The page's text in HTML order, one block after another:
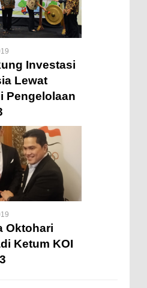
Investasi
Lewat
Pengelolaan
Oktohari
Ketum KOI